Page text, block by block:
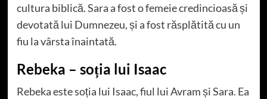
cultura biblică. Sara a fost o femeie credincioasă și
devotată lui Dumnezeu, și a fost răsplătită cu un
fiu la vârsta înaintată.
Rebeka – soția lui Isaac
Rebeka este soția lui Isaac, fiul lui Avram și Sara. Ea